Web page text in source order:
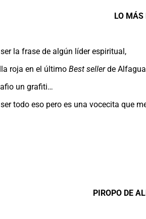
LO MÁS
la frase de algún líder espiritual,
roja en el último Best sellerde
un grafiti…
todo eso pero es una vocecita que
PIROPO DE